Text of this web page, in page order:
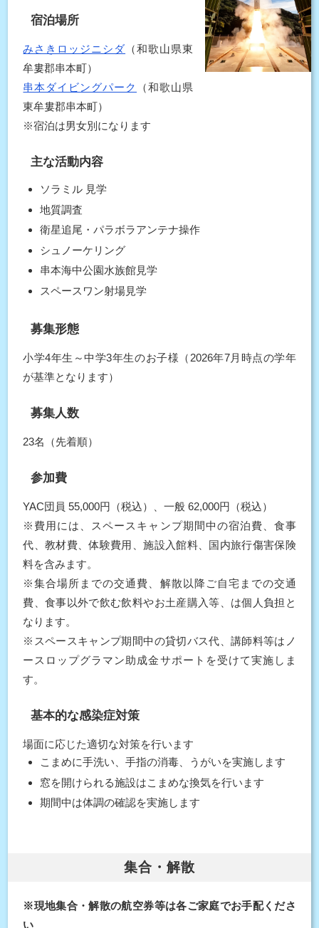
宿泊場所
みさきロッジニシダ （和歌山県東
牟婁郡串本町）
串本ダイビングパーク
（和歌山県
東牟婁郡串本町）
※宿泊は男女別になります
主な活動内容
ソラミル 見学
地質調査
衛星追尾・パラボラアンテナ操作
シュノーケリング
串本海中公園水族館見学
スペースワン射場見学
募集形態
小学4年生～中学3年生のお子様（2026年7月時点の学年
が基準となります）
募集人数
23名（先着順）
参加費
YAC団員 55,000円（税込）、一般 62,000円（税込）
※費用には、スペースキャンプ期間中の宿泊費、食事
代、教材費、体験費用、施設入館料、国内旅行傷害保険
料を含みます。
※集合場所までの交通費、解散以降ご自宅までの交通
費、食事以外で飲む飲料やお土産購入等、は個人負担と
なります。
※スペースキャンプ期間中の貸切バス代、講師料等はノ
ースロップグラマン助成金サポートを受けて実施しま
す。
基本的な感染症対策
場面に応じた適切な対策を行います
こまめに手洗い、手指の消毒、うがいを実施します
窓を開けられる施設はこまめな換気を行います
期間中は体調の確認を実施します
集合・解散
※現地集合・解散の航空券等は各ご家庭でお手配くださ
い